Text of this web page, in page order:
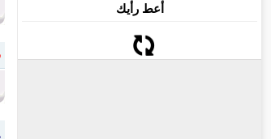
أعط رأيك